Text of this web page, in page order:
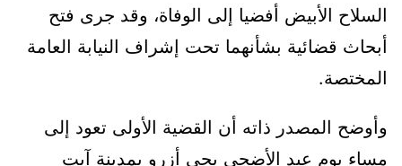
السلاح الأبيض أفضيا إلى الوفاة، وقد جرى فتح
أبحاث قضائية بشأنهما تحت إشراف النيابة العامة
المختصة.
وأوضح المصدر ذاته أن القضية الأولى تعود إلى
مساء يوم عيد الأضحى بحي أزرو بمدينة آيت